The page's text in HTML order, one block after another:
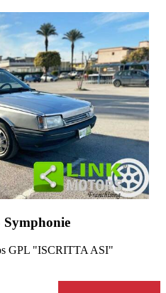
Symphonie
GPL "ISCRITTA ASI"